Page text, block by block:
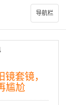
导航栏
套镜，
尴尬